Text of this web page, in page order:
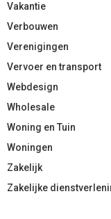
Vakantie
Verbouwen
Verenigingen
Vervoer en transport
Webdesign
Wholesale
Woning en Tuin
Woningen
Zakelijk
Zakelijke